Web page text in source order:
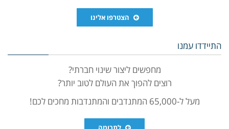
הצטרפו אלינו
התיידדו עמנו
מחפשים ליצור שינוי חברתי?
רוצים להפוך את העולם לטוב יותר?
מעל ל-65,000 המתנדבים והמתנדבות מחכים לכם!